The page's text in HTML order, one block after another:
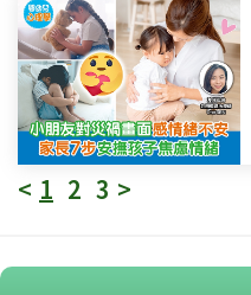
< 1 2 3 >